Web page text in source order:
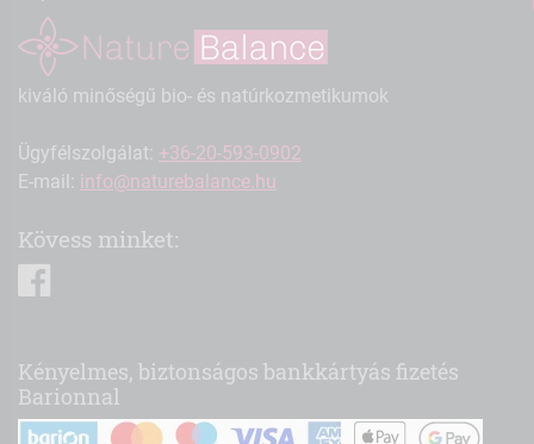
kiváló minőségű bio- és natúrkozmetikumok
Ügyfélszolgálat: +36-20-593-0902
E-mail: info@naturebalance.hu
Kövess minket:
Kényelmes, biztonságos bankkártyás fizetés
Barionnal